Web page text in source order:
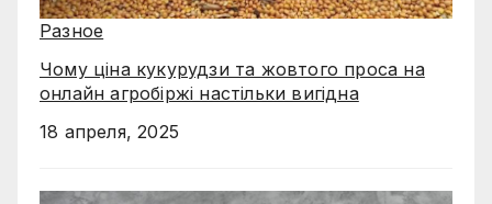
Разное
Чому ціна кукурудзи та жовтого проса на
онлайн агробіржі настільки вигідна
18 апреля, 2025